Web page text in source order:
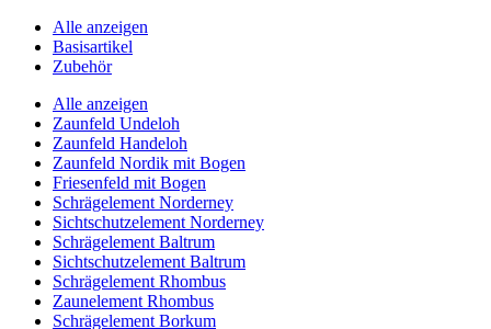
Alle anzeigen
Basisartikel
Zubehör
Alle anzeigen
Zaunfeld Undeloh
Zaunfeld Handeloh
Zaunfeld Nordik mit Bogen
Friesenfeld mit Bogen
Schrägelement Norderney
Sichtschutzelement Norderney
Schrägelement Baltrum
Sichtschutzelement Baltrum
Schrägelement Rhombus
Zaunelement Rhombus
Schrägelement Borkum